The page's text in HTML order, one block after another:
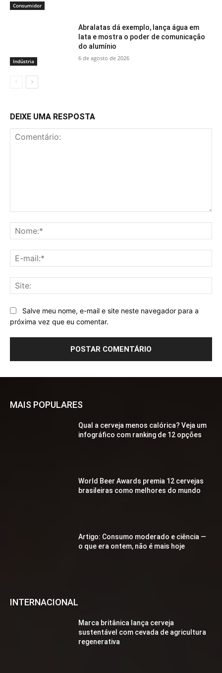
Consumidor
Indústria
Abralatas dá exemplo, lança água em
lata e mostra o poder de comunicação
do alumínio
6 de agosto de 2026
DEIXE UMA RESPOSTA
Salve meu nome, e-mail e site neste navegador para a
próxima vez que eu comentar.
MAIS POPULARES
Qual a cerveja menos calórica? Veja um
infográfico com ranking de 12 opções
World Beer Awards premia 12 cervejas
brasileiras como melhores do mundo
Artigo: Consumo moderado e ciência —
o que era ontem, não é mais hoje
INTERNACIONAL
Marca britânica lança cerveja
sustentável com cevada de agricultura
regenerativa